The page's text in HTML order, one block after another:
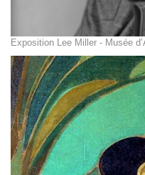
Exposition Lee Miller - Musée